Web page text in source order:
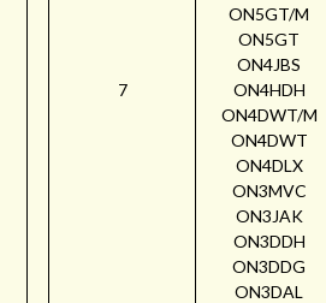
7
ON5GT/M
ON5GT
ON4JBS
ON4HDH
ON4DWT/M
ON4DWT
ON4DLX
ON3MVC
ON3JAK
ON3DDH
ON3DDG
ON3DAL